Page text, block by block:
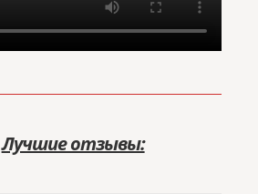
Лучшие отзывы: